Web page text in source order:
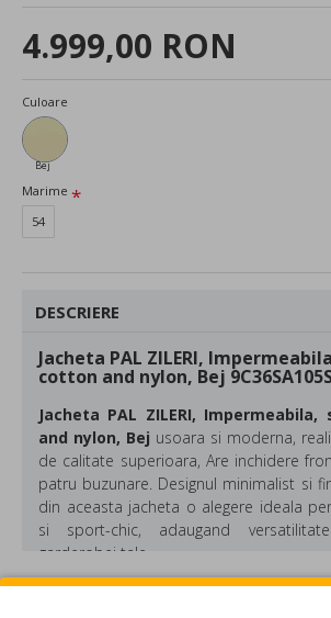
4.999,00 RON
Culoare
Bej
Marime
54
DESCRIERE
Jacheta PAL ZILERI,
cotton and nylon, Bej
Jacheta PAL ZILERI,
and nylon, Bej usoara si moderna,
de calitate superioara, Are inchidere
patru buzunare. Designul minimalist si
din aceasta jacheta o alegere ideala
si sport-chic, adaugand
garderobei tale.
Compozitie: 63% COTTON/37%